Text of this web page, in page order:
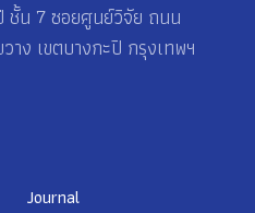
ชั้น 7 ซอยศูนย์วิจัย ถนน
าง เขตบางกะปิ กรุงเทพฯ
Journal